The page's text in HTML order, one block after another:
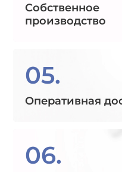
Собственное
производство
05.
Оперативная
06.